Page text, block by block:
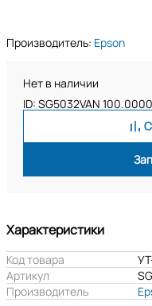
Производитель: Epson
Нет в наличии
ID: SG5032VAN
Характеристики
Код товара
Артикул
Производитель